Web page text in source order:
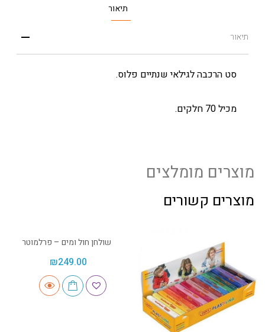
תיאור
תיאור
סט הרכבה לגילאי שנתיים פלוס.
מכיל 70 חלקים.
מוצרים מומלצים
מוצרים קשורים
שולחן חול ומים – פרלמוטר
₪249.00